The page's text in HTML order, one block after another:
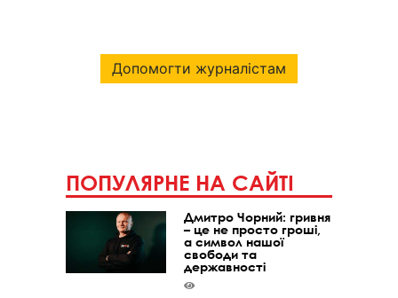
Допомогти журналістам
ПОПУЛЯРНЕ НА САЙТІ
Дмитро Чорний: гривня
– це не просто гроші,
а символ нашої
свободи та
державності